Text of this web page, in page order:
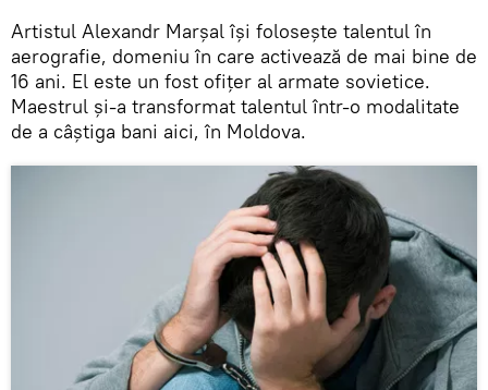
Artistul Alexandr Marșal își folosește talentul în
aerografie, domeniu în care activează de mai bine de
16 ani. El este un fost ofițer al armate sovietice.
Maestrul și-a transformat talentul într-o modalitate
de a câștiga bani aici, în Moldova.